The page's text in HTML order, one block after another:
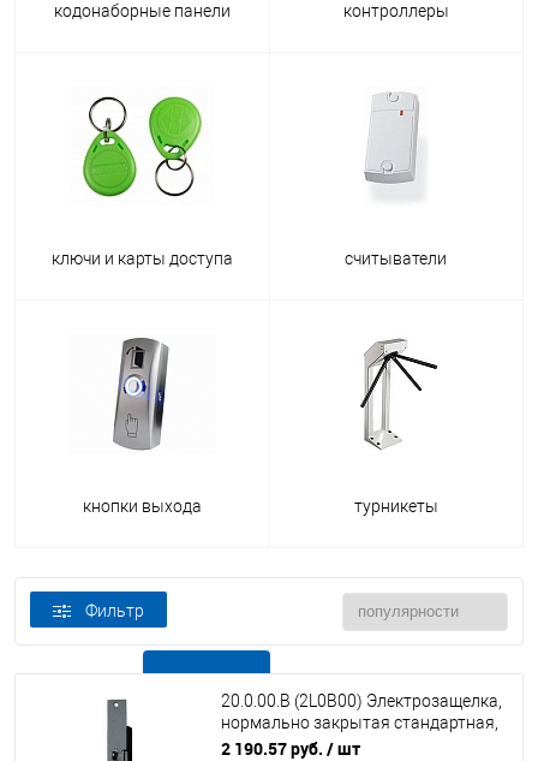
кодонаборные панели контроллеры
ключи и карты доступа считыватели
кнопки выхода турникеты
Фильтр
20.0.00.B (2L0B00) Электрозащелка,
нормально закрытая стандартная,
несимметричная, 8-12В AC/DC
2 190.57 руб. / шт